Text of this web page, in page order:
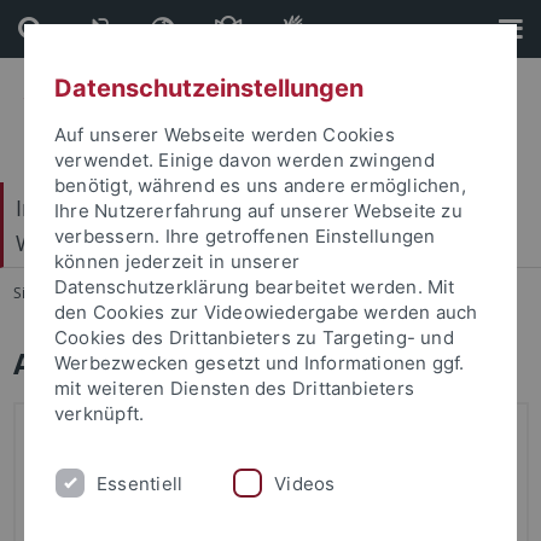
Direkt
zum
Inhalt
Direkt
zur
Fußleiste
Internationales Zentrum für Ethik in den
Wissenschaften (IZEW)
Sie sind hier: Startseite ... Aktuelles
Aktuelles
Datenschutzeinstellungen
Auf unserer Webseite werden Cookies
verwendet. Einige davon werden zwingend
benötigt, während es uns andere ermöglichen,
Ihre Nutzererfahrung auf unserer Webseite zu
verbessern. Ihre getroffenen Einstellungen
können jederzeit in unserer
Datenschutzerklärung bearbeitet werden. Mit
den Cookies zur Videowiedergabe werden auch
Cookies des Drittanbieters zu Targeting- und
Werbezwecken gesetzt und Informationen ggf.
mit weiteren Diensten des Drittanbieters
verknüpft.
Essentiell Videos